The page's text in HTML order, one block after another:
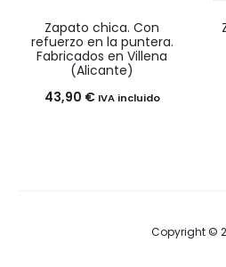
Zapato chica. Con
refuerzo en la puntera.
Fabricados en Villena
(Alicante)
43,90 € IVA incluido
Copyright ©